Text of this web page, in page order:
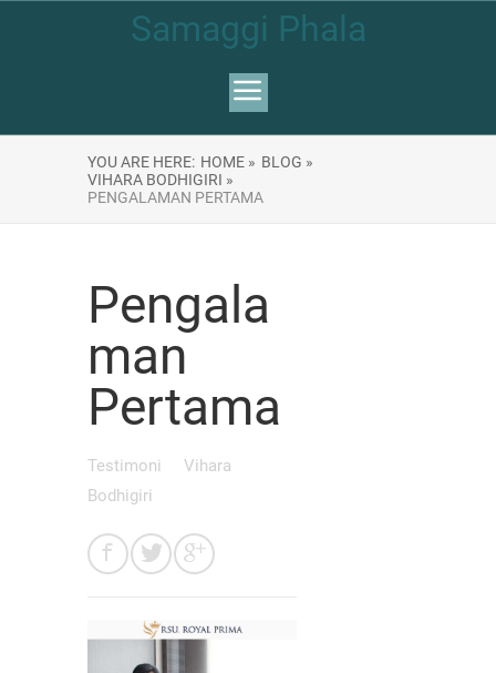
Samaggi Phala
YOU ARE HERE: HOME » BLOG »
VIHARA BODHIGIRI »
PENGALAMAN PERTAMA
Pengala
man
Pertama
Testimoni
Vihara
Bodhigiri